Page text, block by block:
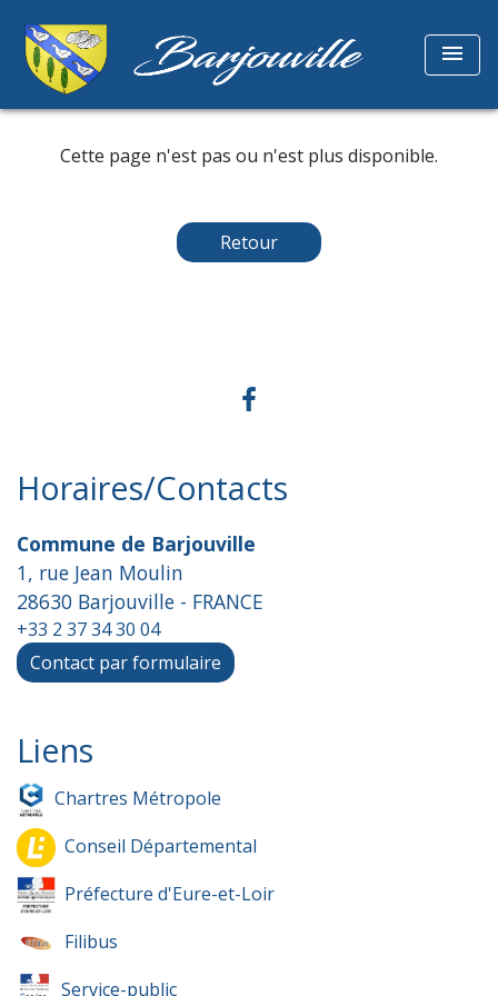
menu
Cette page n'est pas ou n'est plus disponible.
Retour
Horaires/Contacts
Commune de Barjouville
1, rue Jean Moulin
28630 Barjouville - FRANCE
+33 2 37 34 30 04
Contact par formulaire
Liens
Chartres Métropole
Conseil Départemental
Préfecture d'Eure-et-Loir
Filibus
Service-public